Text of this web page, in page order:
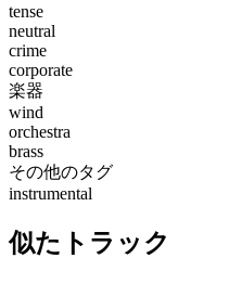
tense
neutral
crime
corporate
楽器
wind
orchestra
brass
その他のタグ
instrumental
似たトラック